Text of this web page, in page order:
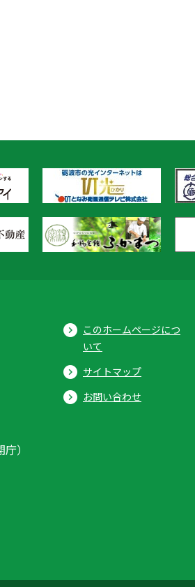
）
このホームページにつ
いて
サイトマップ
お問い合わせ